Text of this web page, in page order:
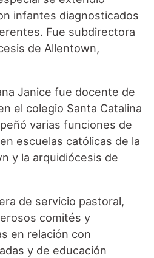
infantes diagnosticados
Fue subdirectora
de Allentown,
Janice fue docente de
el colegio Santa Catalina
varias funciones de
escuelas católicas de la
y la arquidiócesis de
de servicio pastoral,
comités y
en relación con
y de educación